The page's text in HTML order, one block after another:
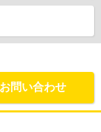
お問い合わせ